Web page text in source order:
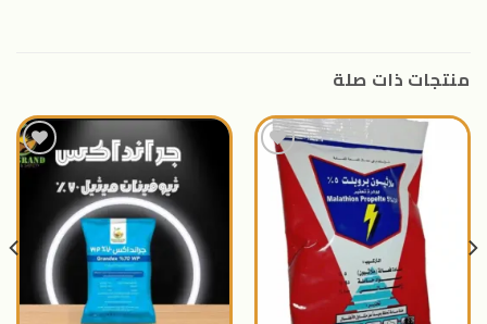
منتجات ذات صلة
اضافة
المنتجات
المفضلة
المنتجات
المفضلة